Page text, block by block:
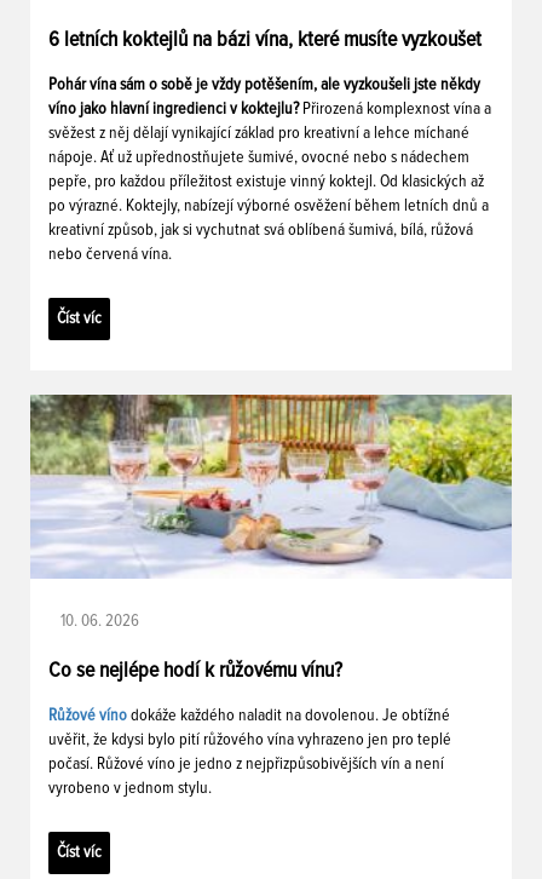
6 letních koktejlů na bázi vína, které musíte vyzkoušet
Pohár vína sám o sobě je vždy potěšením, ale vyzkoušeli jste někdy
víno jako hlavní ingredienci v koktejlu? Přirozená komplexnost vína a
svěžest z něj dělají vynikající základ pro kreativní a lehce míchané
nápoje. Ať už upřednostňujete šumivé, ovocné nebo s nádechem
pepře, pro každou příležitost existuje vinný koktejl. Od klasických až
po výrazné. Koktejly, nabízejí výborné osvěžení během letních dnů a
kreativní způsob, jak si vychutnat svá oblíbená šumivá, bílá, růžová
nebo červená vína.
Číst víc
10. 06. 2026
Co se nejlépe hodí k růžovému vínu?
Růžové víno dokáže každého naladit na dovolenou. Je obtížné
uvěřit, že kdysi bylo pití růžového vína vyhrazeno jen pro teplé
počasí. Růžové víno je jedno z nejpřizpůsobivějších vín a není
vyrobeno v jednom stylu.
Číst víc